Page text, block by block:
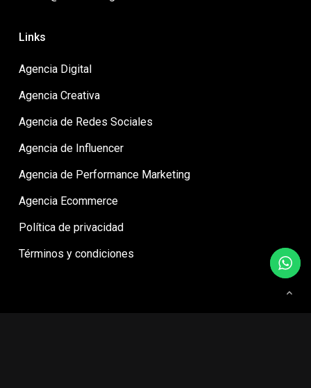
Links
Agencia Digital
Agencia Creativa
Agencia de Redes Sociales
Agencia de Influencer
Agencia de Performance Marketing
Agencia Ecommerce
Política de privacidad
Términos y condiciones